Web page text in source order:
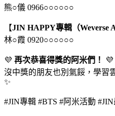
熊○儀 0966○○○○○○
【JIN HAPPY專輯（Weverse
林○霞 0920○○○○○○
💜 再次恭喜得獎的阿米們！
💜
沒中獎的朋友也別氣餒，學習
✨
#JIN專輯 #BTS #阿米活動